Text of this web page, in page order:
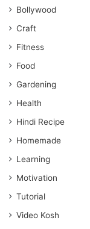
Bollywood
Craft
Fitness
Food
Gardening
Health
Hindi Recipe
Homemade
Learning
Motivation
Tutorial
Video Kosh